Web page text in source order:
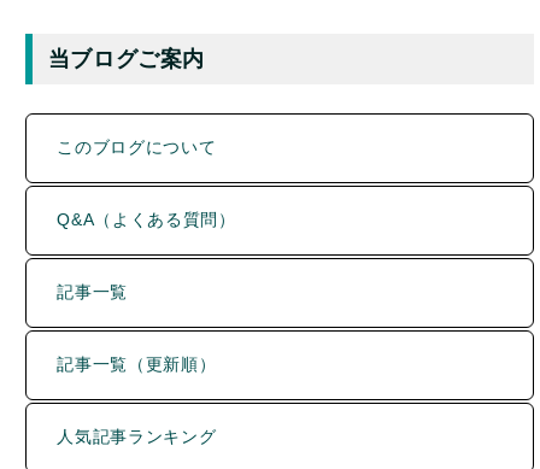
当ブログご案内
このブログについて
Q&A（よくある質問）
記事一覧
記事一覧（更新順）
人気記事ランキング